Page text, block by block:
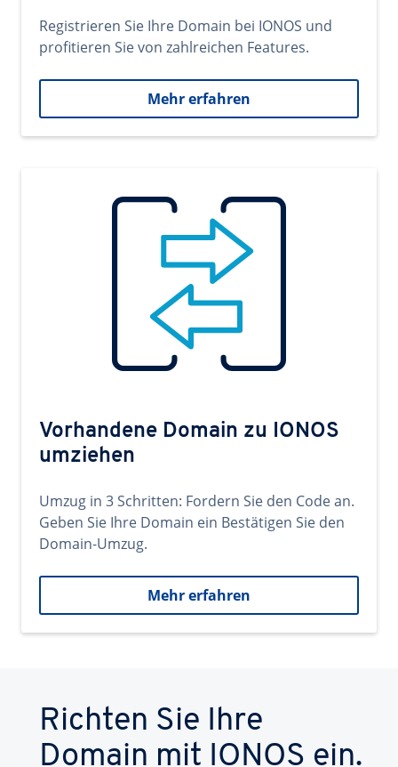
Registrieren Sie Ihre Domain bei IONOS und
profitieren Sie von zahlreichen Features.
Mehr erfahren
Vorhandene Domain zu IONOS
umziehen
Umzug in 3 Schritten: Fordern Sie den Code an.
Geben Sie Ihre Domain ein Bestätigen Sie den
Domain-Umzug.
Mehr erfahren
Richten Sie Ihre
Domain mit IONOS ein.